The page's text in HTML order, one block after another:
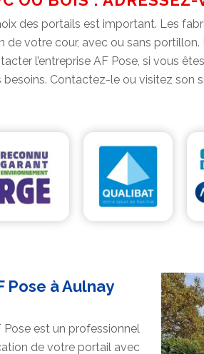
des portails est important. Les
votre cour, avec ou sans portillon.
l’entreprise AF Pose, si vous
Contactez-le ou visitez son
à Aulnay
Pose est un professionnel
de votre portail avec